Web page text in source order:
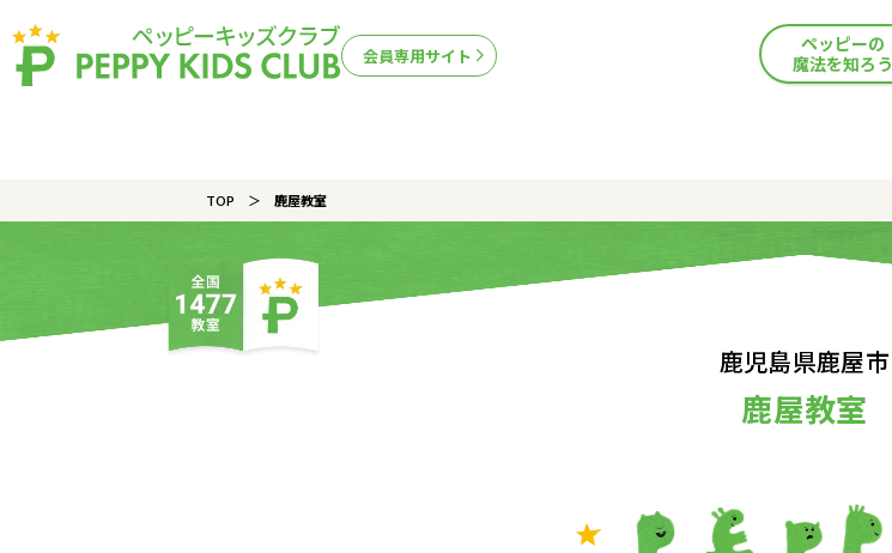
会員専用サイト
ペッピーの
魔法を知ろう
TOP 鹿屋教室
鹿児島県鹿屋市
鹿屋教室